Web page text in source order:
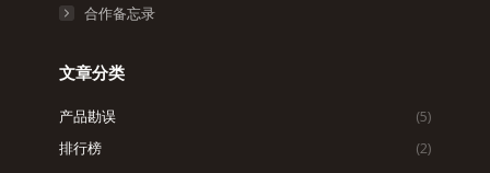
合作备忘录
文章分类
产品勘误
(5)
排行榜
(2)